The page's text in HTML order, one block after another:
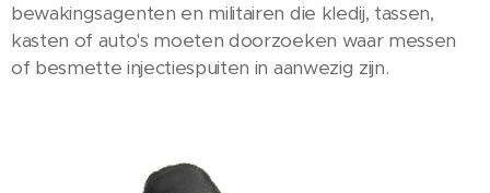
bewakingsagenten en militairen die kledij, tassen,
kasten of auto's moeten doorzoeken waar messen
of besmette injectiespuiten in aanwezig zijn.